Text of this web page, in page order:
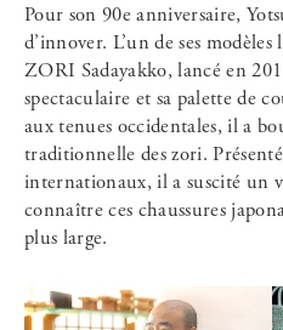
Pour son 90e anniversaire,
d’innover. L’un de ses
ZORI Sadayakko, lancé en
spectaculaire et sa palette de
aux tenues occidentales, il a
traditionnelle des zori. Présenté
internationaux, il a suscité un
connaître ces chaussures
plus large.